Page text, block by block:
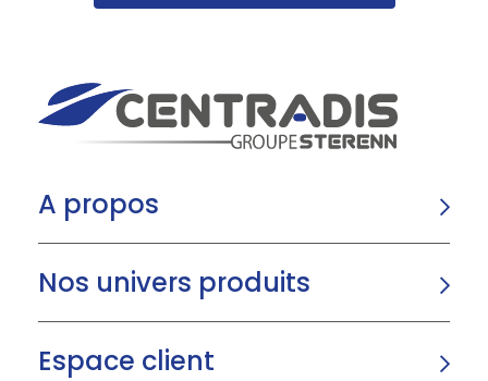
A propos
Nos univers produits
Espace client